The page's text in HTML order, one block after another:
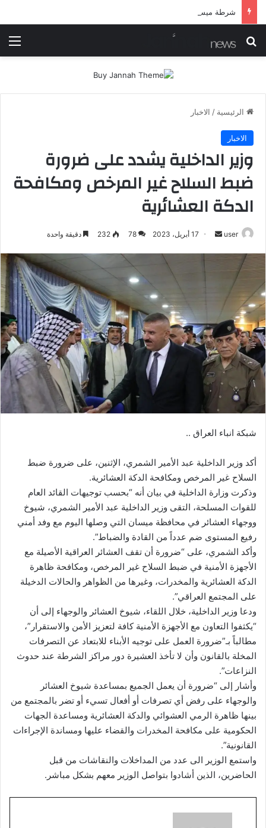
بحث عن
الرئيسية / الاخبار
الاخبار
وزير الداخلية يشدد على ضرورة
ضبط السلاح غير المرخص ومكافحة
الدكة العشائرية
user
أرسل 17 أبريل، 2023 78
232 دقيقة واحدة
شبكة انباء العراق ..
أكد وزير الداخلية عبد الأمير الشمري، الإثنين، على ضرورة ضبط
السلاح غير المرخص ومكافحة الدكة العشائرية.
وذكرت وزارة الداخلية في بيان أنه “بحسب توجيهات القائد العام
للقوات المسلحة، التقى وزير الداخلية عبد الأمير الشمري، شيوخ
ووجهاء العشائر في محافظة ميسان التي وصلها اليوم مع وفد أمني
رفيع المستوى ضم عدداً من القادة والضباط”.
وأكد الشمري، على “ضرورة أن تقف العشائر العراقية الأصيلة مع
الأجهزة الأمنية في ضبط السلاح غير المرخص، ومكافحة ظاهرة
الدكة العشائرية والمخدرات، وغيرها من الظواهر والحالات الدخيلة
على المجتمع العراقي”.
ودعا وزير الداخلية، خلال اللقاء، شيوخ العشائر والوجهاء إلى أن
“يكثفوا التعاون مع الأجهزة الأمنية كافة لتعزيز الأمن والاستقرار”،
مطالباً بـ”ضرورة العمل على توجيه الأبناء للابتعاد عن التصرفات
المخلة بالقانون وأن لا تأخذ العشيرة دور مراكز الشرطة عند حدوث
النزاعات”.
وأشار إلى “ضرورة أن يعمل الجميع بمساعدة شيوخ العشائر
والوجهاء على رفض أي تصرفات أو أفعال تسيء أو تضر بالمجتمع من
بينها ظاهرة الرمي العشوائي والدكة العشائرية ومساعدة الجهات
الحكومية على مكافحة المخدرات والقضاء عليها ومساندة الإجراءات
القانونية”.
واستمع الوزير الى عدد من المداخلات والنقاشات من قبل
الحاضرين، الذين أشادوا بتواصل الوزير معهم بشكل مباشر.